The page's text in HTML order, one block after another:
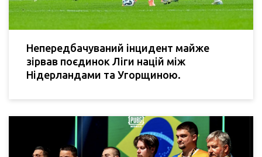
Непередбачуваний інцидент майже
зірвав поєдинок Ліги націй між
Нідерландами та Угорщиною.